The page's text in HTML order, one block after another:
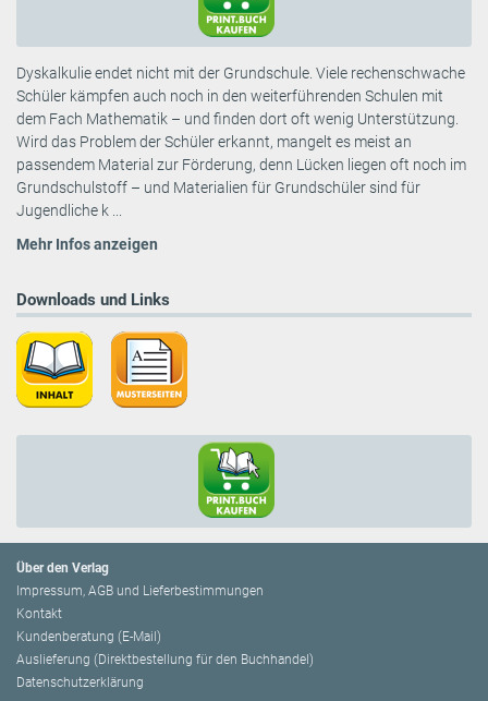
Dyskalkulie endet nicht mit der Grundschule. Viele rechenschwache
Schüler kämpfen auch noch in den weiterführenden Schulen mit
dem Fach Mathematik – und finden dort oft wenig Unterstützung.
Wird das Problem der Schüler erkannt, mangelt es meist an
passendem Material zur Förderung, denn Lücken liegen oft noch im
Grundschulstoff – und Materialien für Grundschüler sind für
Jugendliche k ...
Mehr Infos anzeigen
Downloads und Links
Über den Verlag
Impressum, AGB und Lieferbestimmungen
Kontakt
Kundenberatung (E-Mail)
Auslieferung (Direktbestellung für den Buchhandel)
Datenschutzerklärung